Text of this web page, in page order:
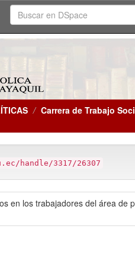
Carrera de Trabajo
handle/3317/26307
en los trabajadores del área de